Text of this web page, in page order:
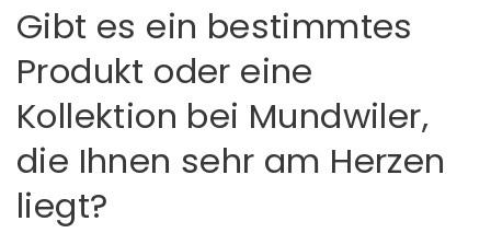
Gibt es ein bestimmtes
Produkt oder eine
Kollektion bei Mundwiler,
die Ihnen sehr am Herzen
liegt?